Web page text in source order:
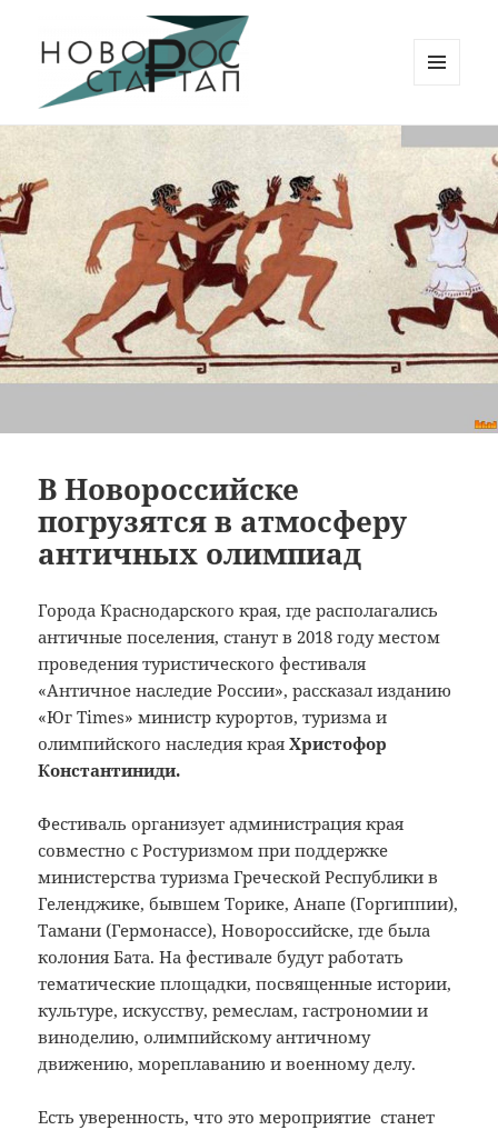
Новорос Стартап
ВИДЖЕТЫ
В Новороссийске
погрузятся в атмосферу
античных олимпиад
Города Краснодарского края, где располагались
античные поселения, станут в 2018 году местом
проведения туристического фестиваля
«Античное наследие России», рассказал изданию
«Юг Times» министр курортов, туризма и
олимпийского наследия краяХристофор
Константиниди.
Фестиваль организует администрация края
совместно с Ростуризмом при поддержке
министерства туризма Греческой Республики в
Геленджике, бывшем Торике, Анапе (Горгиппии),
Тамани (Гермонассе), Новороссийске, где была
колония Бата. На фестивале будут работать
тематические площадки, посвященные истории,
культуре, искусству, ремеслам, гастрономии и
виноделию, олимпийскому античному
движению, мореплаванию и военному делу.
Есть уверенность, что это мероприятие станет